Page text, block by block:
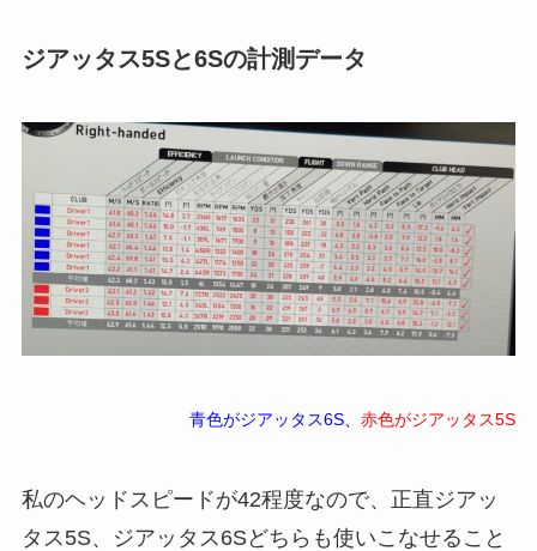
ジアッタス5Sと6Sの計測データ
青色がジアッタス6S 、赤色がジアッタス5S
私のヘッドスピードが42程度なので、正直ジアッ
タス5S、ジアッタス6Sどちらも使いこなせること